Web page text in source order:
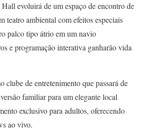
evoluirá de um espaço de encontro de
teatro ambiental com efeitos especiais
palco tipo átrio em um navio
e programação interativa ganharão vida
clube de entretenimento que passará de
familiar para um elegante local
exclusivo para adultos, oferecendo
ao vivo.